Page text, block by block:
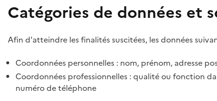
Catégories de données et
Afin d'atteindre les finalités suscitées, les données
Coordonnées personnelles : nom, prénom, adresse
Coordonnées professionnelles : qualité ou fonction
numéro de téléphone